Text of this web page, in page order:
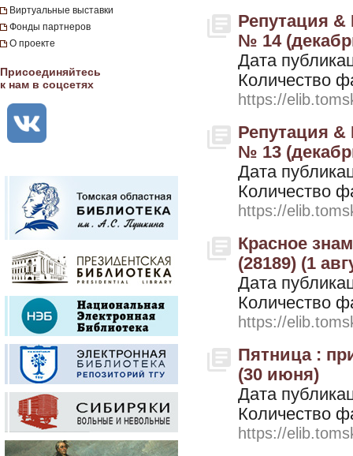
Виртуальные выставки
Фонды партнеров
О проекте
Присоединяйтесь
к нам в соцсетях
Репутация &
№ 14
Дата
Количество
https://
Репутация &
№ 13
Дата
Количество
https://
Красное
(28189) (1
Дата
Количество
https://
Пятница :
(30 июня)
Дата
Количество
https://